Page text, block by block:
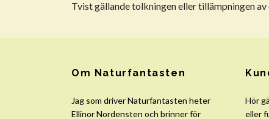
Tvist gällande tolkningen eller tillämpningen
Om Naturfantasten
Jag som driver Naturfantasten heter
Ellinor Nordensten och brinner för
Hör
eller